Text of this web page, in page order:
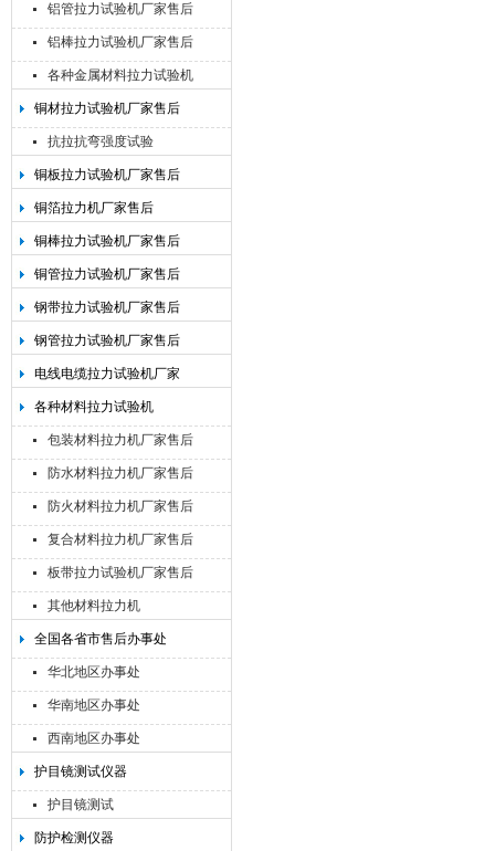
铝管拉力试验机厂家售后
铝棒拉力试验机厂家售后
各种金属材料拉力试验机
铜材拉力试验机厂家售后
抗拉抗弯强度试验
铜板拉力试验机厂家售后
铜箔拉力机厂家售后
铜棒拉力试验机厂家售后
铜管拉力试验机厂家售后
钢带拉力试验机厂家售后
钢管拉力试验机厂家售后
电线电缆拉力试验机厂家
各种材料拉力试验机
包装材料拉力机厂家售后
防水材料拉力机厂家售后
防火材料拉力机厂家售后
复合材料拉力机厂家售后
板带拉力试验机厂家售后
其他材料拉力机
全国各省市售后办事处
华北地区办事处
华南地区办事处
西南地区办事处
护目镜测试仪器
护目镜测试
防护检测仪器